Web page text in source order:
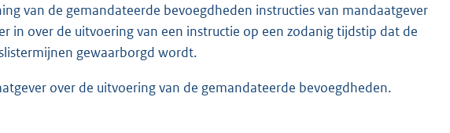
van de gemandateerde bevoegdheden instructies van mandaatgever
in over de uitvoering van een instructie op een zodanig tijdstip dat de
gewaarborgd wordt.
over de uitvoering van de gemandateerde bevoegdheden.